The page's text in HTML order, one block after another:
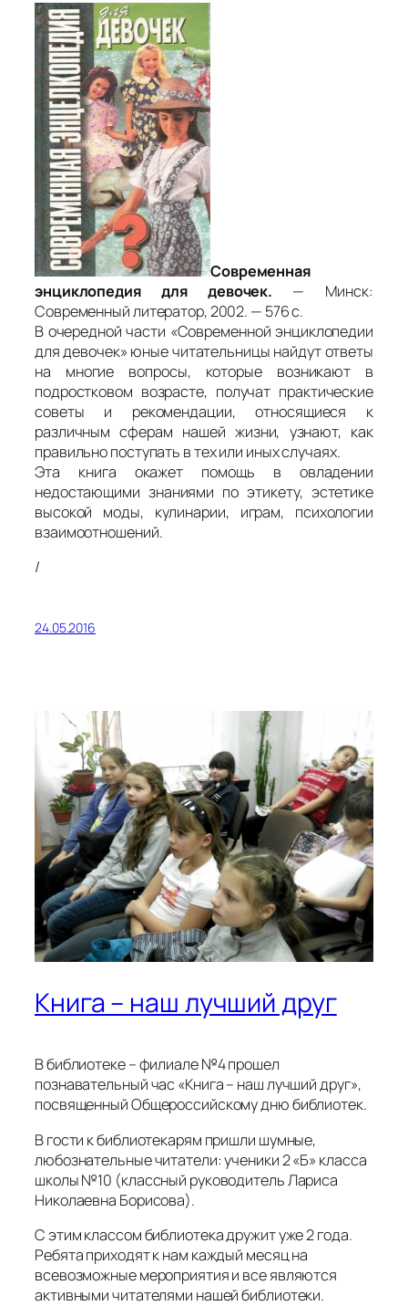
Современная
энциклопедия для девочек. — Минск:
Современный литератор, 2002. — 576 с.
В очередной части «Современной энциклопедии
для девочек» юные читательницы найдут ответы
на многие вопросы, которые возникают в
подростковом возрасте, получат практические
советы и рекомендации, относящиеся к
различным сферам нашей жизни, узнают, как
правильно поступать в тех или иных случаях.
Эта книга окажет помощь в овладении
недостающими знаниями по этикету, эстетике
высокой моды, кулинарии, играм, психологии
взаимоотношений.
/
24.05.2016
Книга – наш лучший друг
В библиотеке – филиале №4 прошел
познавательный час «Книга – наш лучший друг»,
посвященный Общероссийскому дню библиотек.
В гости к библиотекарям пришли шумные,
любознательные читатели: ученики 2 «Б» класса
школы №10 (классный руководитель Лариса
Николаевна Борисова).
С этим классом библиотека дружит уже 2 года.
Ребята приходят к нам каждый месяц на
всевозможные мероприятия и все являются
активными читателями нашей библиотеки.